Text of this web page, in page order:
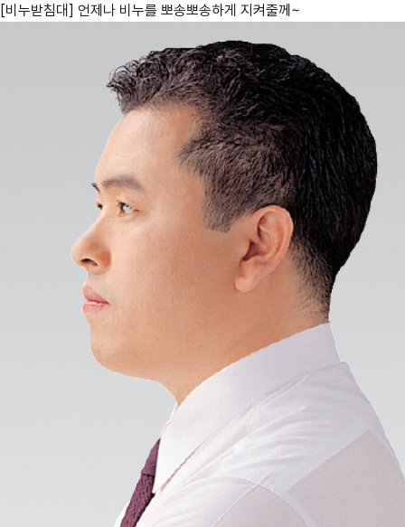
[비누받침대] 언제나 비누를 뽀송뽀송하게 지켜줄께~